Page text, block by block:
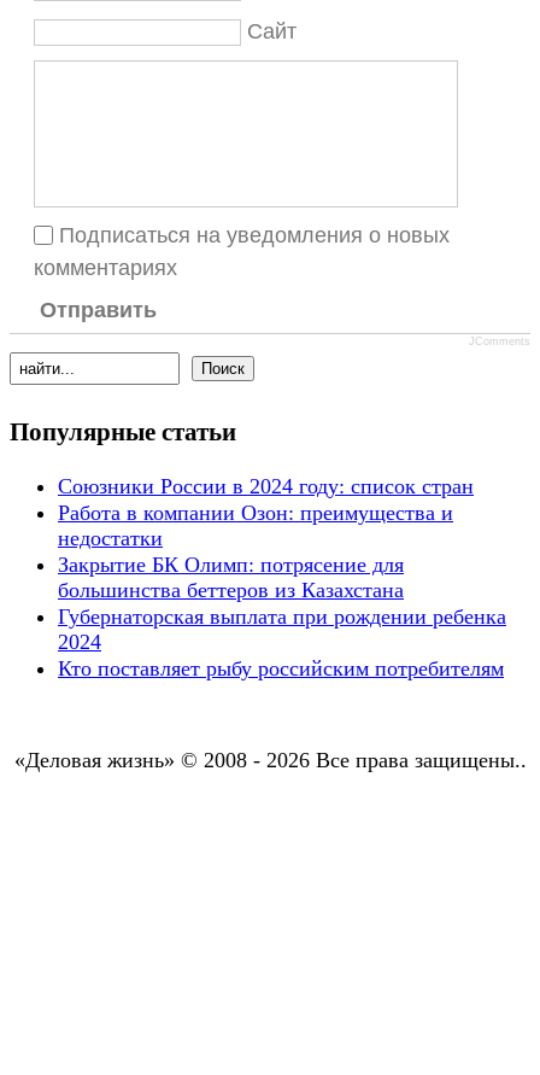
Сайт
Подписаться на уведомления о новых
комментариях
Отправить
JComments
Популярные статьи
Союзники России в 2024 году: список стран
Работа в компании Озон: преимущества и
недостатки
Закрытие БК Олимп: потрясение для
большинства беттеров из Казахстана
Губернаторская выплата при рождении ребенка
2024
Кто поставляет рыбу российским потребителям
«Деловая жизнь» © 2008 - 2026 Все права защищены..